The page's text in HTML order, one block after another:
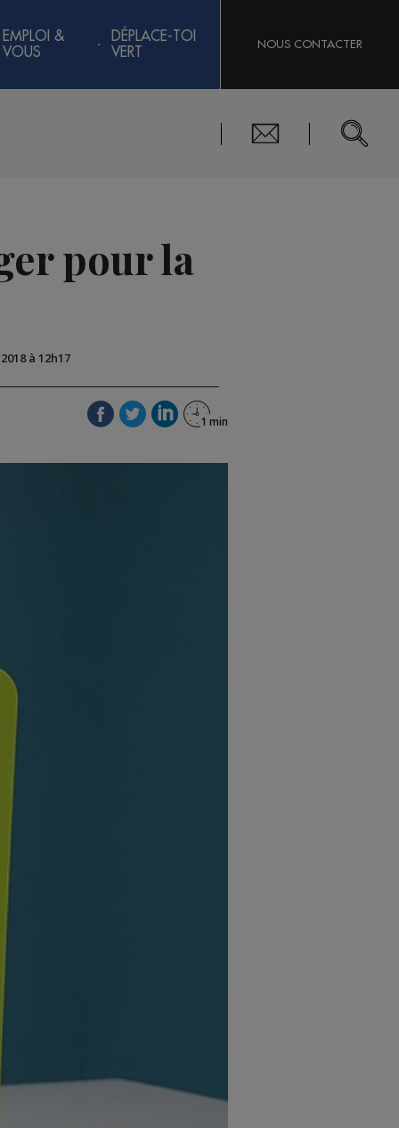
EMPLOI &
VOUS
DÉPLACE-TOI
VERT
NOUS CONTACTER
pour la
à 12h17